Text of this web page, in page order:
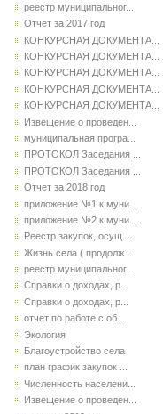
реестр муниципальног...
Отчет за 2017 год
КОНКУРСНАЯ ДОКУМЕНТА...
КОНКУРСНАЯ ДОКУМЕНТА...
КОНКУРСНАЯ ДОКУМЕНТА...
КОНКУРСНАЯ ДОКУМЕНТА...
КОНКУРСНАЯ ДОКУМЕНТА...
Извещение о проведен...
муниципальная програ...
ПРОТОКОЛ Заседания ...
ПРОТОКОЛ Заседания ...
Отчет за 2018 год
приложение №1 к муни...
приложение №2 к муни...
Реестр закупок, осущ...
Жизнь села ( продолж...
реестр муниципальног...
Справки о доходах, р...
Справки о доходах, р...
отчет по работе с об...
Экология
Благоустройство села
план график закупок ...
Численность населени...
Извещение о проведен...